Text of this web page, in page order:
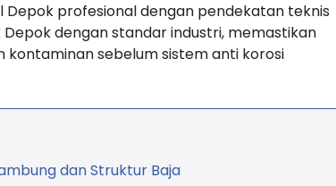
profesional dengan pendekatan teknis
dengan standar industri, memastikan
sebelum sistem anti korosi
dan Struktur Baja